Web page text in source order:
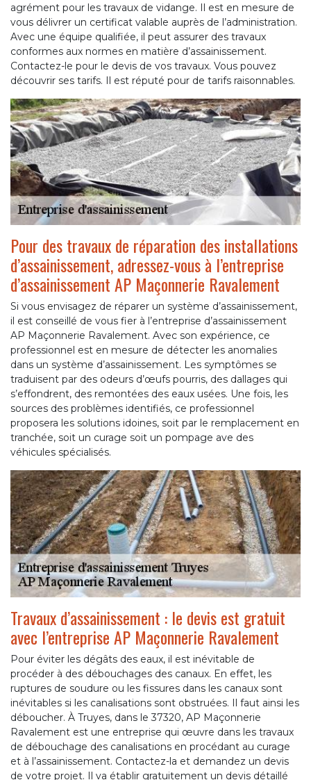
agrément pour les travaux de vidange. Il est en mesure de
vous délivrer un certificat valable auprès de l’administration.
Avec une équipe qualifiée, il peut assurer des travaux
conformes aux normes en matière d’assainissement.
Contactez-le pour le devis de vos travaux. Vous pouvez
découvrir ses tarifs. Il est réputé pour de tarifs raisonnables.
Pour des travaux de réparation des installations
d’assainissement, adressez-vous à l’entreprise
d’assainissement AP Maçonnerie Ravalement
Si vous envisagez de réparer un système d’assainissement,
il est conseillé de vous fier à l’entreprise d’assainissement
AP Maçonnerie Ravalement. Avec son expérience, ce
professionnel est en mesure de détecter les anomalies
dans un système d’assainissement. Les symptômes se
traduisent par des odeurs d’œufs pourris, des dallages qui
s’effondrent, des remontées des eaux usées. Une fois, les
sources des problèmes identifiés, ce professionnel
proposera les solutions idoines, soit par le remplacement en
tranchée, soit un curage soit un pompage ave des
véhicules spécialisés.
Travaux d’assainissement : le devis est gratuit
avec l’entreprise AP Maçonnerie Ravalement
Pour éviter les dégâts des eaux, il est inévitable de
procéder à des débouchages des canaux. En effet, les
ruptures de soudure ou les fissures dans les canaux sont
inévitables si les canalisations sont obstruées. Il faut ainsi les
déboucher. À Truyes, dans le 37320, AP Maçonnerie
Ravalement est une entreprise qui œuvre dans les travaux
de débouchage des canalisations en procédant au curage
et à l’assainissement. Contactez-la et demandez un devis
de votre projet. Il va établir gratuitement un devis détaillé